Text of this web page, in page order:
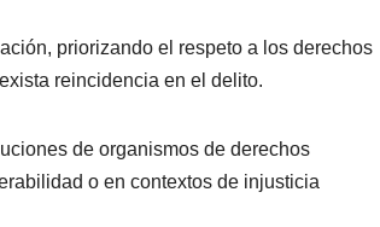
priorizando el respeto a los derechos
reincidencia en el delito.
de organismos de derechos
o en contextos de injusticia